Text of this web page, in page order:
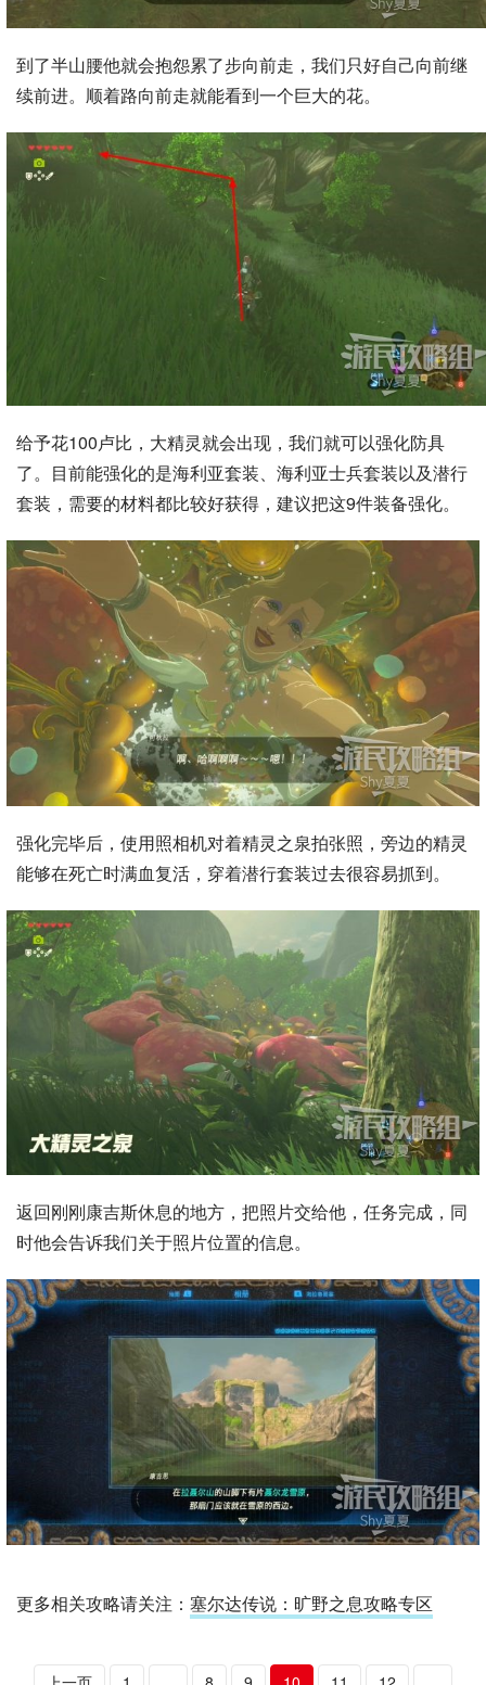
到了半山腰他就会抱怨累了步向前走，我们只好自己向前继
续前进。顺着路向前走就能看到一个巨大的花。
给予花100卢比，大精灵就会出现，我们就可以强化防具
了。目前能强化的是海利亚套装、海利亚士兵套装以及潜行
套装，需要的材料都比较好获得，建议把这9件装备强化。
强化完毕后，使用照相机对着精灵之泉拍张照，旁边的精灵
能够在死亡时满血复活，穿着潜行套装过去很容易抓到。
返回刚刚康吉斯休息的地方，把照片交给他，任务完成，同
时他会告诉我们关于照片位置的信息。
更多相关攻略请关注： 塞尔达传说：旷野之息攻略专区